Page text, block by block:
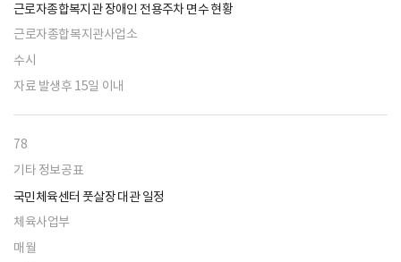
근로자종합복지관 장애인 전용주차 면수 현황
근로자종합복지관사업소
수시
자료 발생후 15일 이내
78
기타 정보공표
국민체육센터 풋살장 대관 일정
체육사업부
매월